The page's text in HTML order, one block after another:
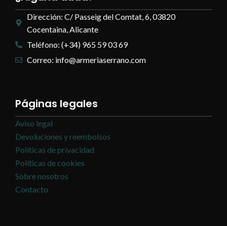
Dirección: C/ Passeig del Comtat, 6, 03820
Cocentaina, Alicante
Teléfono: (+34) 965 59 03 69
Correo: info@armeriaserrano.com
Páginas legales
Aviso legal
Devoluciones y reembolsos
Políticas de privacidad
Políticas de cookies
Sobre nosotros
Contacto